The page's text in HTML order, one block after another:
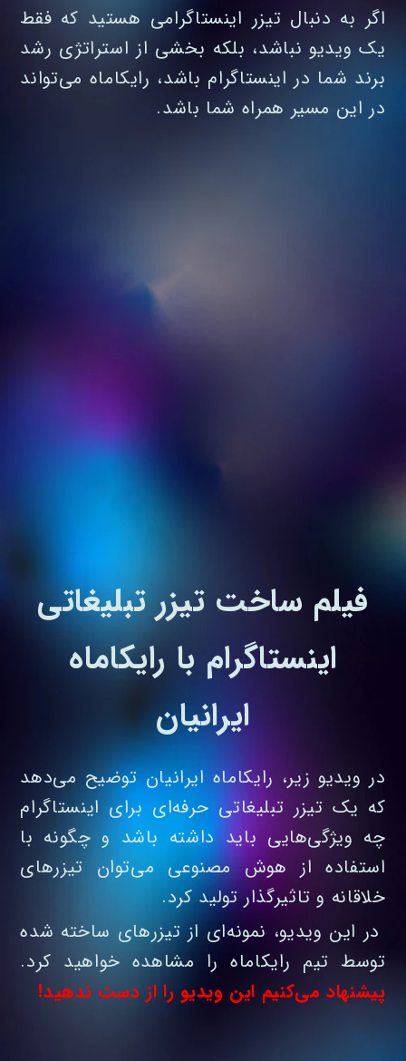
اگر به دنبال تیزر اینستاگرامی هستید که فقط
یک ویدیو نباشد، بلکه بخشی از استراتژی رشد
برند شما در اینستاگرام باشد، رایکاماه می‌تواند
در این مسیر همراه شما باشد.
فیلم ساخت تیزر تبلیغاتی
اینستاگرام با رایکاماه
ایرانیان
در ویدیو زیر، رایکاماه ایرانیان توضیح می‌دهد
که یک تیزر تبلیغاتی حرفه‌ای برای اینستاگرام
چه ویژگی‌هایی باید داشته باشد و چگونه با
استفاده از هوش مصنوعی می‌توان تیزرهای
خلاقانه و تاثیرگذار تولید کرد.
در این ویدیو، نمونه‌ای از تیزرهای ساخته شده
توسط تیم رایکاماه را مشاهده خواهید کرد.
پیشنهاد می‌کنیم این ویدیو را از دست ندهید!